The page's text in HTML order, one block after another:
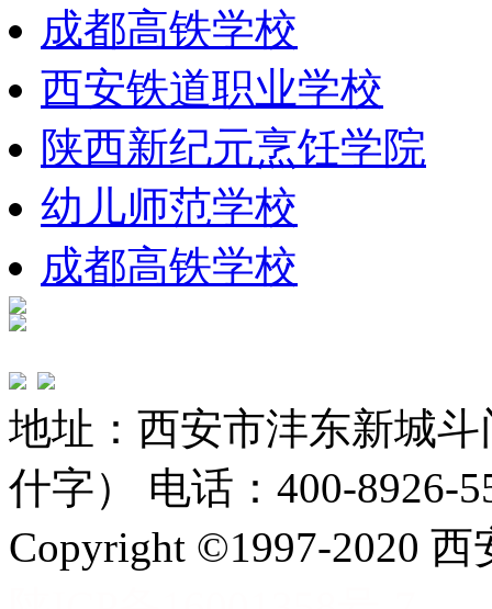
成都高铁学校
西安铁道职业学校
陕西新纪元烹饪学院
幼儿师范学校
成都高铁学校
地址：西安市沣东新城
什字） 电话：400-8926-
Copyright ©1997-2020